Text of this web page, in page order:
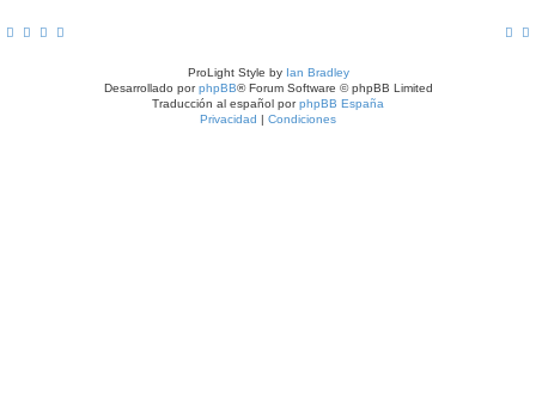
ProLight Style by Ian Bradley
Desarrollado porphpBB® Forum Software © phpBB Limited
Traducción al español porphpBB España
Privacidad | Condiciones